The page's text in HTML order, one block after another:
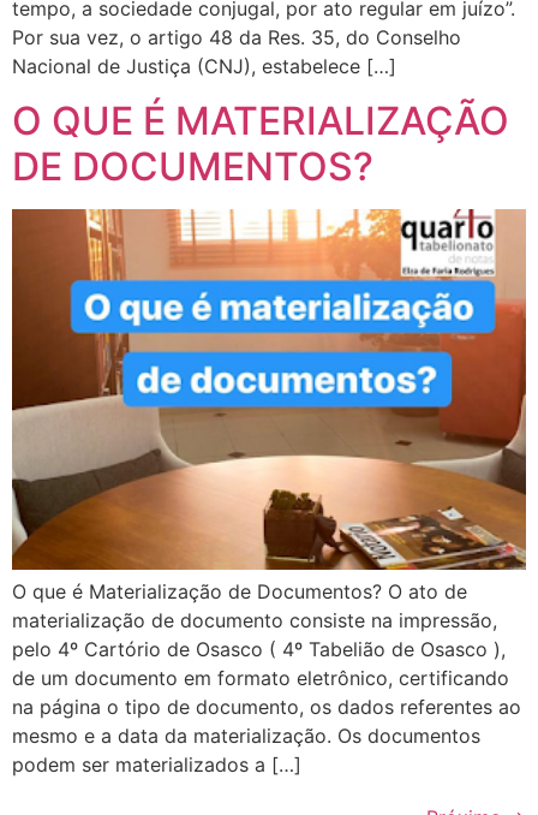
tempo, a sociedade conjugal, por ato regular em juízo”.
Por sua vez, o artigo 48 da Res. 35, do Conselho
Nacional de Justiça (CNJ), estabelece […]
O QUE É MATERIALIZAÇÃO
DE DOCUMENTOS?
O que é Materialização de Documentos? O ato de
materialização de documento consiste na impressão,
pelo 4º Cartório de Osasco ( 4º Tabelião de Osasco ),
de um documento em formato eletrônico, certificando
na página o tipo de documento, os dados referentes ao
mesmo e a data da materialização. Os documentos
podem ser materializados a […]